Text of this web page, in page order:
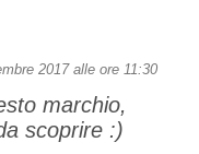
2017 alle ore 11:30
marchio,
scoprire :)